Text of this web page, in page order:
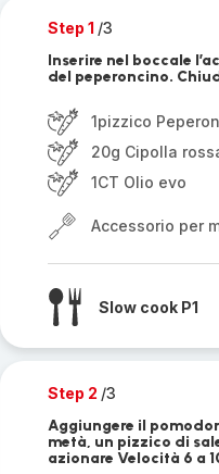
Step 1 /3
Inserire nel boccale
del peperoncino.
1pizzico
20g Cipolla
1CT Olio evo
Accessorio per
Slow cook P1
Step 2 /3
Aggiungere il
metà, un pizzico di
azionare Velocità 6 a